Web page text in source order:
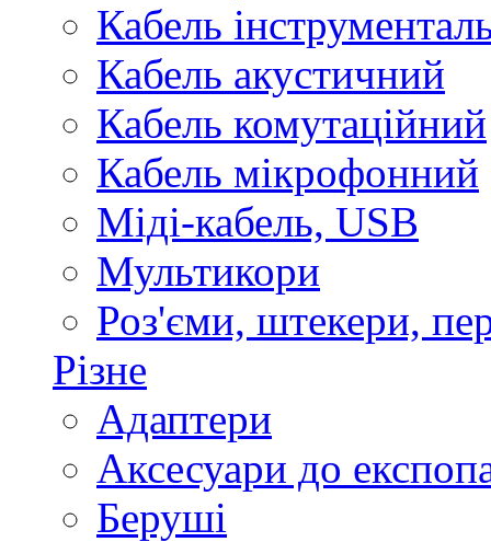
Кабель
Кабель акустичний
Кабель комутаційний
Кабель мікрофонний
Міді-кабель, USB
Мультикори
Роз'єми, штекери,
Різне
Адаптери
Аксесуари до
Беруші